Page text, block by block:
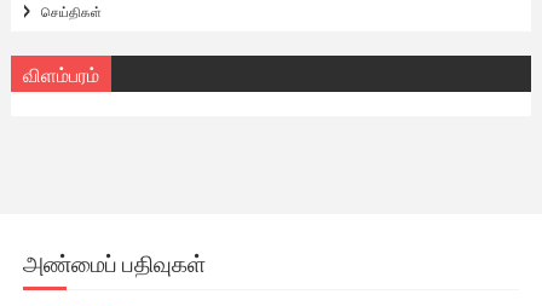
செய்திகள்
விளம்பரம்
அண்மைப் பதிவுகள்